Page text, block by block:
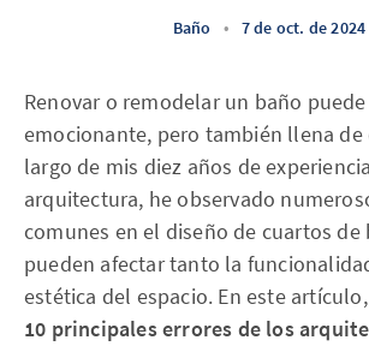
Baño • 7 de oct. de 2024
Renovar o remodelar un baño
emocionante, pero también llena de
largo de mis diez años de
arquitectura, he observado
comunes en el diseño de cuartos de
pueden afectar tanto la
estética del espacio. En este
10 principales errores de los